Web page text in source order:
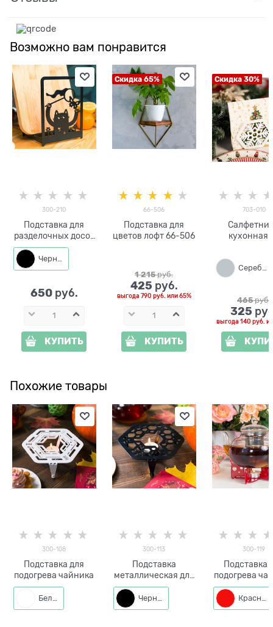
Возможно вам понравится
300-210
Подставка для
разделочных досок
и крючки 2шт 300-
210Черный
650 руб.
КУПИТЬ
Скидка 65%
66-506
Подставка для
цветов лофт 66-506
1 215 руб.
425 руб.
выгода 790 руб. или65%
КУПИТЬ
Скидка 30%
703-010
кухонная
Серебро
465 руб.
325
выгода140 руб.
Похожие товары
300-108
Подставка для
подогрева чайника
Белый
300-113
Подставка
металлическая для
подогрева
Черный
300-119
Подставка
подогрева
Красный